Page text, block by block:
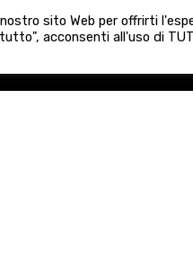
HOME AGENZIA
sito Web per offrirti
acconsenti all'uso di